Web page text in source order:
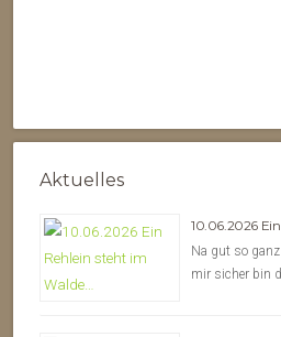
Aktuelles
10.06.2026
Na gut so
mir sicher bin